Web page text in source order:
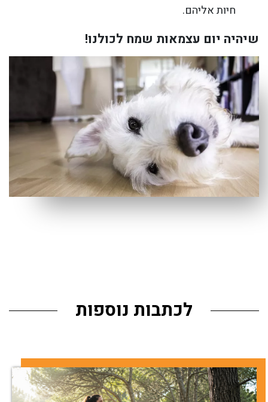
חיות אליהם.
שיהיה יום עצמאות שמח לכולנו!
לכתבות נוספות